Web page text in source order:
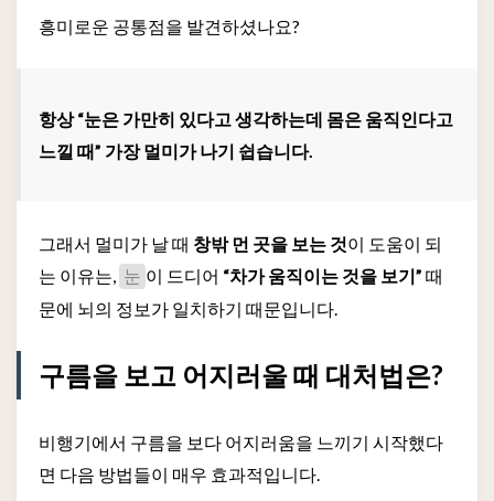
흥미로운 공통점을 발견하셨나요?
항상 “눈은 가만히 있다고 생각하는데 몸은 움직인다고
느낄 때” 가장 멀미가 나기 쉽습니다.
그래서 멀미가 날 때 창밖 먼 곳을 보는 것이 도움이 되
는 이유는, 눈 이 드디어 “차가 움직이는 것을 보기” 때
문에 뇌의 정보가 일치하기 때문입니다.
구름을 보고 어지러울 때 대처법은?
비행기에서 구름을 보다 어지러움을 느끼기 시작했다
면 다음 방법들이 매우 효과적입니다.